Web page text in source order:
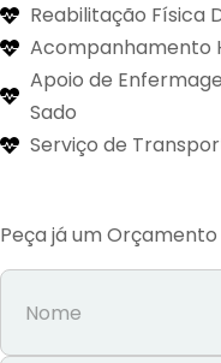
Reabilitação Física
Acompanhamento
Apoio de
Sado
Serviço de
Peça já um